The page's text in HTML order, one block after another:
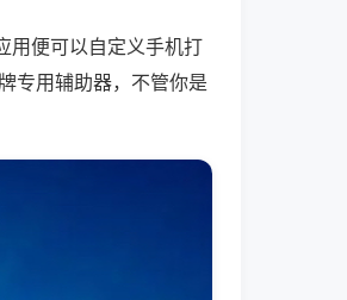
用便可以自定义手机打
专用辅助器，不管你是